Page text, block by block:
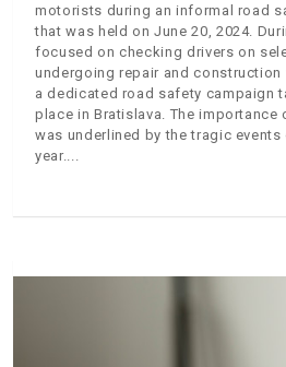
motorists during an informal road
that was held on June 20, 2024.
focused on checking drivers on
undergoing repair and construction
a dedicated road safety campaign
place in Bratislava. The
was underlined by the tragic
year.